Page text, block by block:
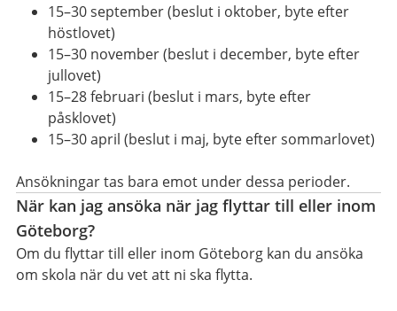
15–30 september (beslut i oktober, byte efter
höstlovet)
15–30 november (beslut i december, byte efter
jullovet)
15–28 februari (beslut i mars, byte efter
påsklovet)
15–30 april (beslut i maj, byte efter sommarlovet)
Ansökningar tas bara emot under dessa perioder.
När kan jag ansöka när jag flyttar till eller inom
Göteborg?
Om du flyttar till eller inom Göteborg kan du ansöka
om skola när du vet att ni ska flytta.